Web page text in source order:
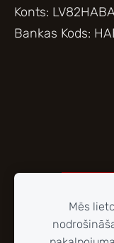
Konts:
Bankas Kods:
Mēs